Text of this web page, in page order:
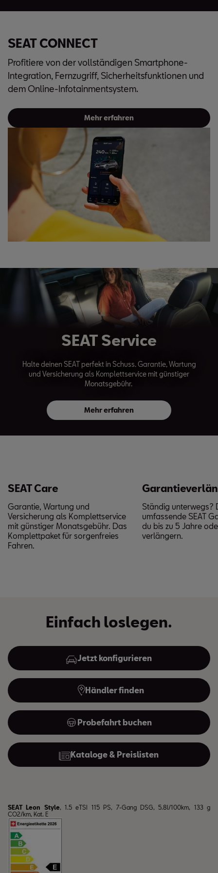
SEAT CONNECT
Profitiere von der vollständigen Smartphone-
Integration, Fernzugriff, Sicherheitsfunktionen und
dem Online-Infotainmentsystem.
Mehr erfahren
SEAT Service
Halte deinen SEAT perfekt in Schuss. Garantie, Wartung
und Versicherung als Komplettservice mit günstiger
Monatsgebühr.
Mehr erfahren
SEAT Care
Garantie, Wartung und
Versicherung als Komplettservice
mit günstiger Monatsgebühr. Das
Komplettpaket für sorgenfreies
Fahren.
Ständig unterwegs?
umfassende SEAT
du bis zu 5 Jahre
verlängern.
Einfach loslegen.
Jetzt konfigurieren
Händler finden
Probefahrt buchen
Kataloge & Preislisten
SEAT Leon Style, 1.5 eTSI 115 PS, 7-Gang DSG, 5.8l/100km, 133 g
CO2/km, Kat. E